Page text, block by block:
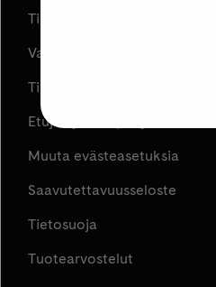
Tilauksen peruuttaminen
Varaa ja Nouda
Tilaus- ja toimitusehdot
Etujen ja kampanjoiden
Muuta evästeasetuksia
Saavutettavuusseloste
Tietosuoja
Tuotearvostelut